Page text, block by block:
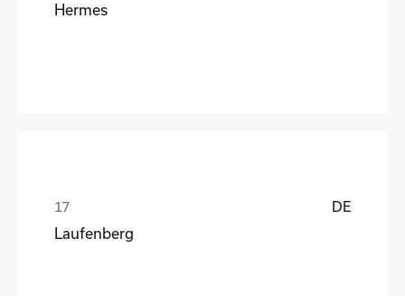
Hermes
DE
Laufenberg